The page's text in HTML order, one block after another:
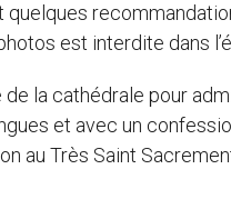
quelques
est interdite dans
la cathédrale pour
et avec un
au Très Saint